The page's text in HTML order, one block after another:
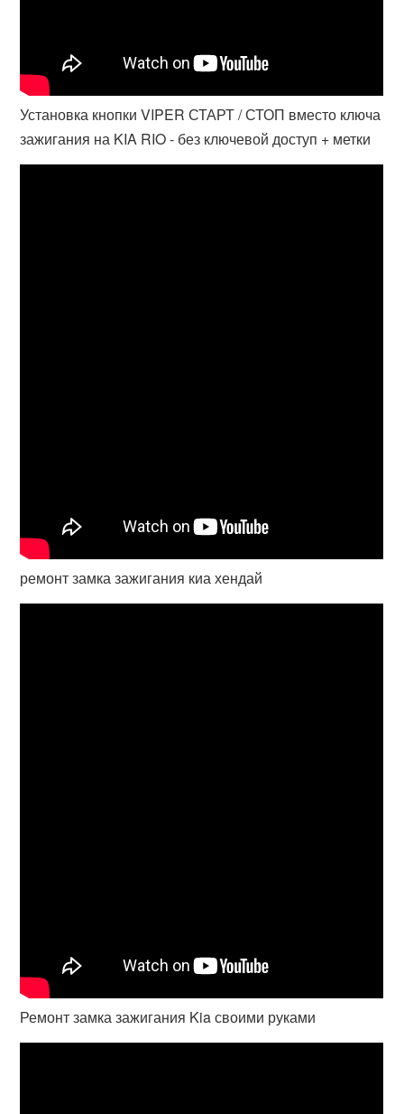
Установка кнопки VIPER СТАРТ / СТОП вместо ключа
зажигания на KIA RIO - без ключевой доступ + метки
ремонт замка зажигания киа хендай
Ремонт замка зажигания Kia своими руками